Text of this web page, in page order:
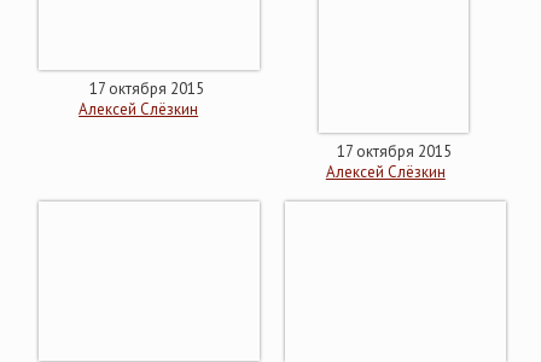
17 октября 2015
Алексей Слёзкин
17 октября 2015
Алексей Слёзкин